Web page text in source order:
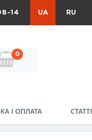
14 UA RU
0
І ОПЛАТА СТАТТІ